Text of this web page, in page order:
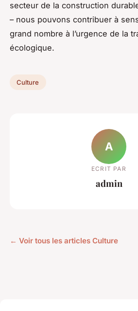
secteur de la construction
– nous pouvons contribuer à
grand nombre à l’urgence de la
écologique.
Culture
A
ECRIT PAR
admin
← Voir tous les articles Culture